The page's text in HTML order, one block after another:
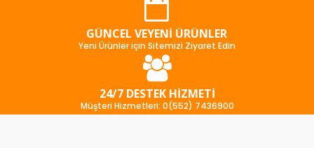
GÜNCEL VEYENI ÜRÜNLER
Yeni Ürünler için Sitemizi Ziyaret Edin
24/7 DESTEK HIZMETI
Müşteri Hizmetleri: 0(552) 7436900